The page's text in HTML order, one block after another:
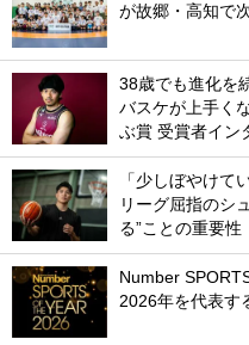
が故郷・高知で
38歳でも進化を
バスケが上手く
ぶ賞 受賞者イン
「少しぼやけて
リーグ屈指のシ
る”ことの重要性
Number
2026年を代表す